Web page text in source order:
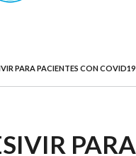
PARA PACIENTES CON COVID19
PARA